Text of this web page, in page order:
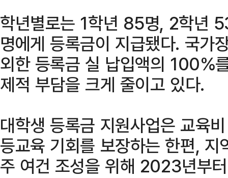
학년별로는 1학년 85명, 2학년
명에게 등록금이 지급됐다. 국가
외한 등록금 실 납입액의 100%
제적 부담을 크게 줄이고 있다.
대학생 등록금 지원사업은 교육
등교육 기회를 보장하는 한편,
주 여건 조성을 위해 2023년부